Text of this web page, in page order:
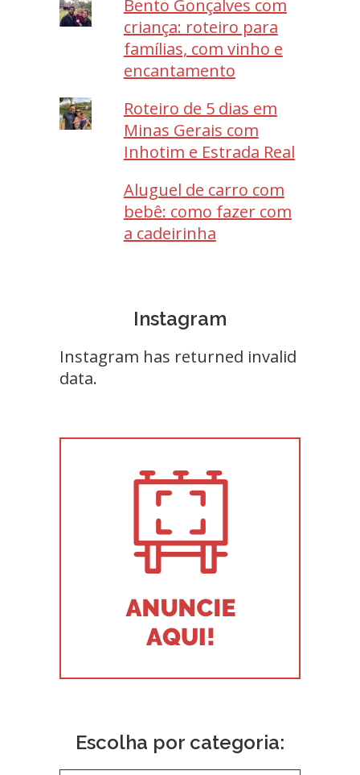
Bento Gonçalves com
criança: roteiro para
famílias, com vinho e
encantamento
Roteiro de 5 dias em
Minas Gerais com
Inhotim e Estrada Real
Aluguel de carro com
bebê: como fazer com
a cadeirinha
Instagram
Instagram has returned invalid
data.
Escolha por categoria: